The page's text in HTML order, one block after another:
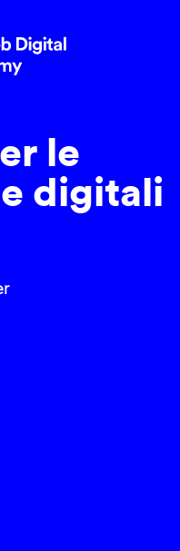
le
digitali